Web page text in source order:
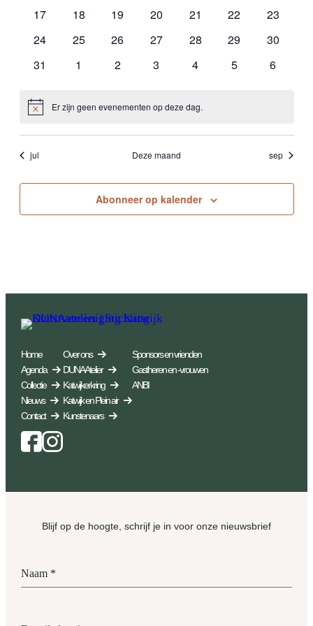
0
17
0
18
0
19
0
20
0
21
0
22
0
23
0
24
0
25
0
26
0
27
0
28
0
29
0
30
0
31
0
1
0
2
0
3
0
4
0
5
0
6
BerichtEr zijn geen evenementen op deze dag.
jul Deze maand sep
Abonneer op kalender
Home
Agenda
Collectie
Nieuws
Contact
Facebook Instagram
Over ons
DUNA Atelier
Katwijkerkring
Katwijk en Plein air
Kunstenaars
Sponsors en vrienden
Gastheren en -vrouwen
ANBI
Blijf op de hoogte, schrijf je in voor onze nieuwsbrief
Naam *